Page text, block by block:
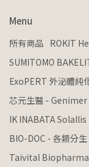
Menu
所有商品 ROKIT
SUMITOMO
ExoPERT 外泌體純
芯元生醫 - Genimer
IK INABATA
BIO-DOC - 各類分
Taivital